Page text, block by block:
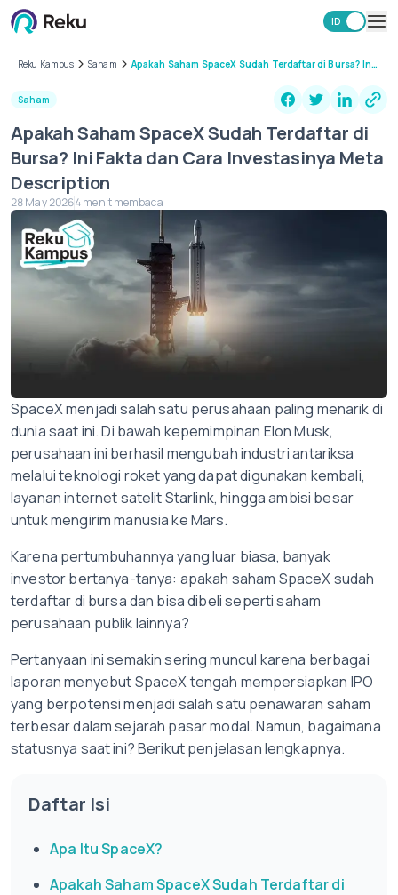
EN
ID
Learning Hub
Keamanan
Biaya
Lainnya
Unduh Aplikasi Reku
Reku Kampus Saham
Apakah Saham SpaceX Sudah Terdaftar di Bursa? Ini
Saham
Apakah Saham SpaceX Sudah Terdaftar di
Bursa? Ini Fakta dan Cara Investasinya Meta
Description
28 May 20264 menit membaca
SpaceX menjadi salah satu perusahaan paling menarik di
dunia saat ini. Di bawah kepemimpinan Elon Musk,
perusahaan ini berhasil mengubah industri antariksa
melalui teknologi roket yang dapat digunakan kembali,
layanan internet satelit Starlink, hingga ambisi besar
untuk mengirim manusia ke Mars.
Karena pertumbuhannya yang luar biasa, banyak
investor bertanya-tanya: apakah saham SpaceX sudah
terdaftar di bursa dan bisa dibeli seperti saham
perusahaan publik lainnya?
Pertanyaan ini semakin sering muncul karena berbagai
laporan menyebut SpaceX tengah mempersiapkan IPO
yang berpotensi menjadi salah satu penawaran saham
terbesar dalam sejarah pasar modal. Namun, bagaimana
statusnya saat ini? Berikut penjelasan lengkapnya.
Daftar Isi
Apa Itu SpaceX?
Apakah Saham SpaceX Sudah Terdaftar di